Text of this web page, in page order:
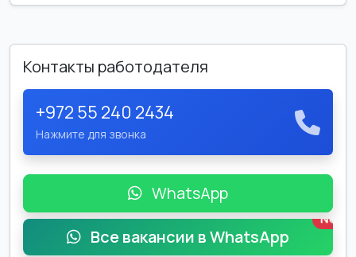
Контакты работодателя
+972 55 240 2434
Нажмите для звонка
WhatsApp
Все вакансии в WhatsApp
New